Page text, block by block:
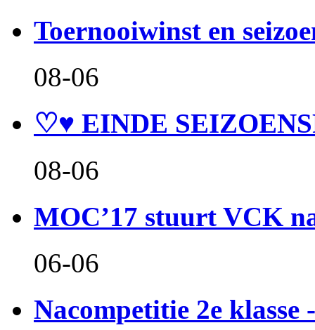
Toernooiwinst en
08-06
♡♥ EINDE
08-06
MOC’17 stuurt VCK
06-06
Nacompetitie 2e klasse